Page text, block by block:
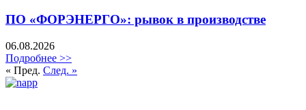
ПО «ФОРЭНЕРГО»: рывок в производстве
06.08.2026
Подробнее >>
« Пред. След. »